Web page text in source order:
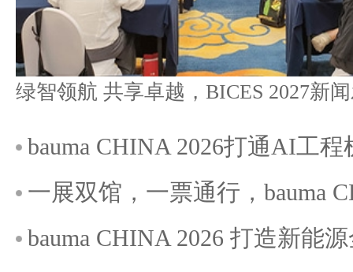
bauma CHINA 2026打通AI工
一展双馆，一票通行，bauma
bauma CHINA 2026 打造新能